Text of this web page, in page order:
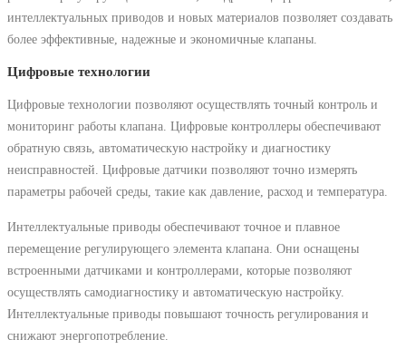
интеллектуальных приводов и новых материалов позволяет создавать
более эффективные, надежные и экономичные клапаны.
Цифровые технологии
Цифровые технологии позволяют осуществлять точный контроль и
мониторинг работы клапана. Цифровые контроллеры обеспечивают
обратную связь, автоматическую настройку и диагностику
неисправностей. Цифровые датчики позволяют точно измерять
параметры рабочей среды, такие как давление, расход и температура.
Интеллектуальные приводы обеспечивают точное и плавное
перемещение регулирующего элемента клапана. Они оснащены
встроенными датчиками и контроллерами, которые позволяют
осуществлять самодиагностику и автоматическую настройку.
Интеллектуальные приводы повышают точность регулирования и
снижают энергопотребление.